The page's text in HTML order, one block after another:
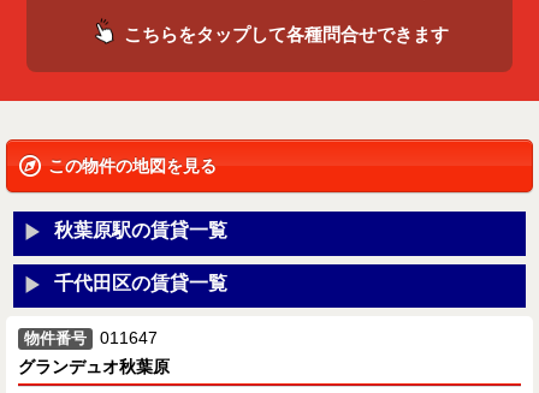
こちらをタップして各種問合せできます
この物件の地図を見る
秋葉原駅の賃貸一覧
千代田区の賃貸一覧
物件番号
011647
グランデュオ秋葉原